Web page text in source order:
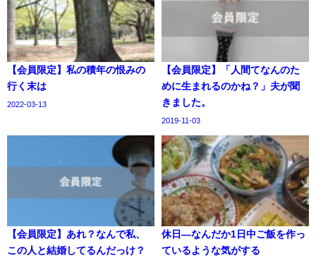
【会員限定】私の積年の恨みの
行く末は
2022-03-13
【会員限定】「人間てなんのた
めに生まれるのかね？」夫が聞
きました。
2019-11-03
【会員限定】あれ？なんで私、
この人と結婚してるんだっけ？
休日―なんだか1日中ご飯を作っ
ているような気がする